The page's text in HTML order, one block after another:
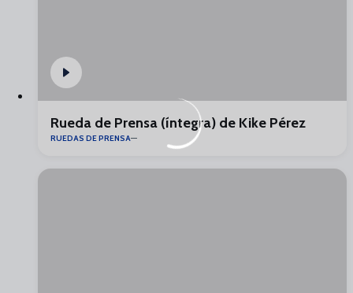
Rueda de Prensa (íntegra) de Kike Pérez
RUEDAS DE PRENSA